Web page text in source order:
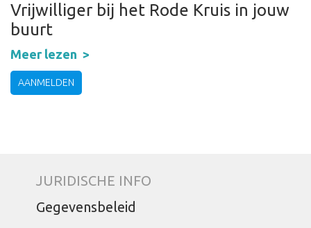
Vrijwilliger bij het Rode Kruis in jouw
buurt
Meer lezen
AANMELDEN
JURIDISCHE INFO
Gegevensbeleid